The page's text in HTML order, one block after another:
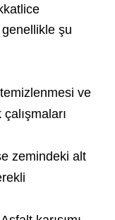
şu
ve
zemindeki alt